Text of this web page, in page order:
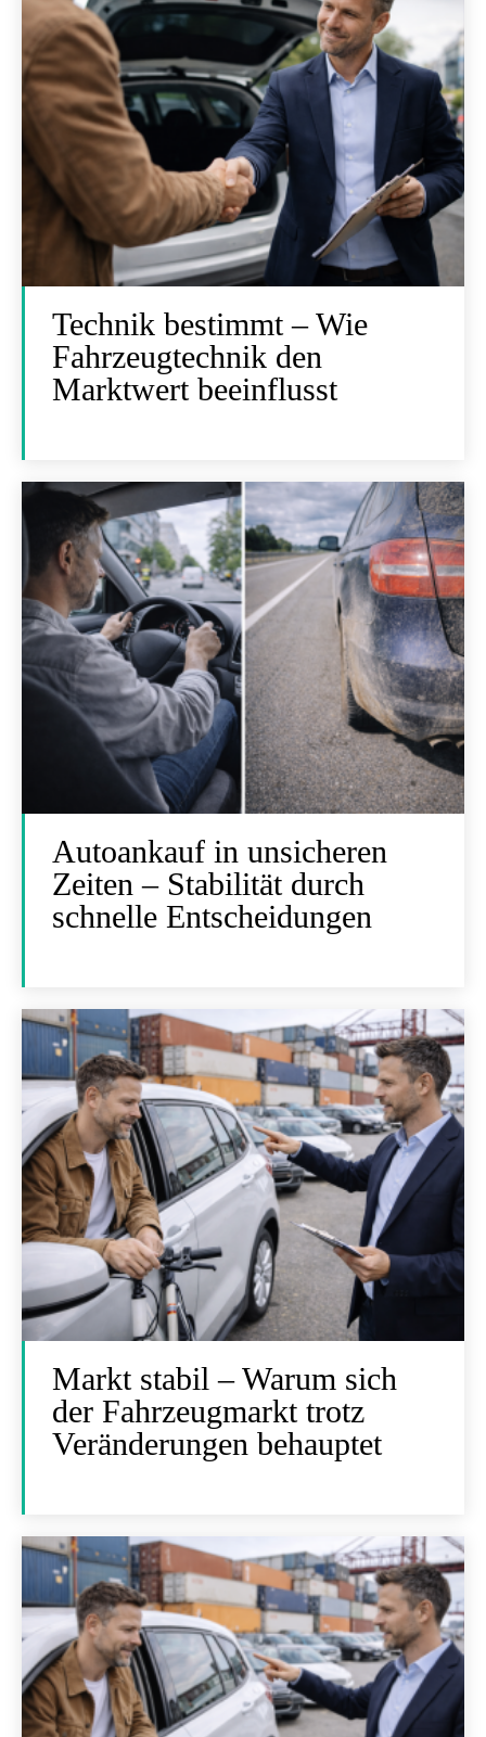
Technik bestimmt – Wie
Fahrzeugtechnik den
Marktwert beeinflusst
Autoankauf in unsicheren
Zeiten – Stabilität durch
schnelle Entscheidungen
Markt stabil – Warum sich
der Fahrzeugmarkt trotz
Veränderungen behauptet